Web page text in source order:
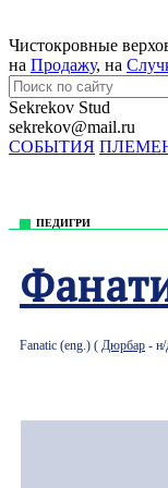
Чистокровные
на Продажу, на
Sekrekov Stud
sekrekov@mail.ru
СОБЫТИЯ
ПЕДИГРИ
Fanatic (eng.) ( Дюрбар - н/